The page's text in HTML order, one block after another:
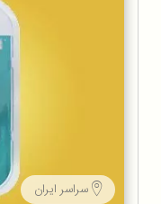
سراسر ایران